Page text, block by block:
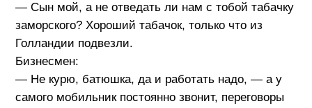
— Сын мой, а не отведать ли нам с тобой табачку
заморского? Хороший табачок, только что из
Голландии подвезли.
Бизнесмен:
— Не курю, батюшка, да и работать надо, — а у
самого мобильник постоянно звонит, переговоры